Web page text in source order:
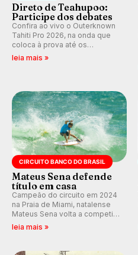
Direto de Teahupoo:
Participe dos debates
Confira ao vivo o Outerknown
Tahiti Pro 2026, na onda que
coloca à prova até os
melhores surfistas do mundo.
leia mais »
CIRCUITO BANCO DO BRASIL
Mateus Sena defende
título em casa
Campeão do circuito em 2024
na Praia de Miami, natalense
Mateus Sena volta a competir
em casa em busca de manter a
leia mais »